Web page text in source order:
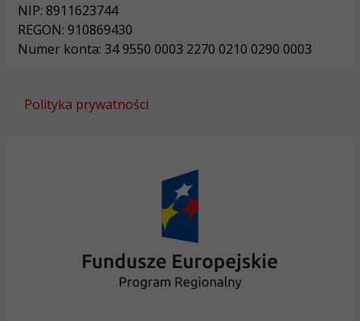
NIP: 8911623744
REGON: 910869430
Numer konta: 34 9550 0003 2270 0210 0290 0003
Polityka prywatności